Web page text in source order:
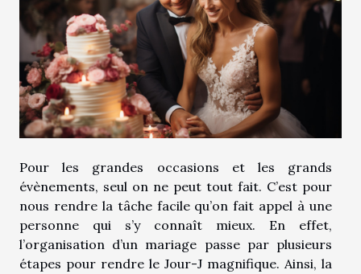
Pour les grandes occasions et les grands
évènements, seul on ne peut tout fait. C’est pour
nous rendre la tâche facile qu’on fait appel à une
personne qui s’y connaît mieux. En effet,
l’organisation d’un mariage passe par plusieurs
étapes pour rendre le Jour-J magnifique. Ainsi, la